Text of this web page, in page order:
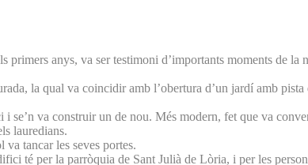
anys, va ser testimoni d’importants moments de
la qual va coincidir amb l’obertura d’un jardí amb
se’n va construir un de nou. Més modern, fet que va
lauredians.
tancar les seves portes.
té per la parròquia de Sant Julià de Lòria, i per les